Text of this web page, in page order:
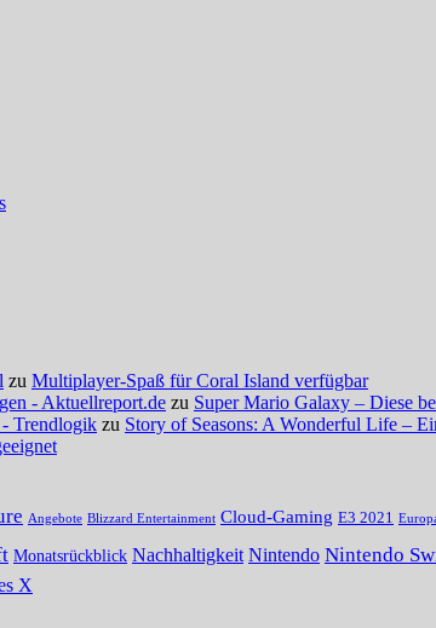
zu Multiplayer-Spaß für Coral Island verfügbar
- Aktuellreport.de zu Super Mario Galaxy – Diese
Trendlogik zu Story of Seasons: A Wonderful Life –
Angebote Blizzard Entertainment Cloud-Gaming E3 2021
Monatsrückblick Nachhaltigkeit Nintendo Nintendo
X